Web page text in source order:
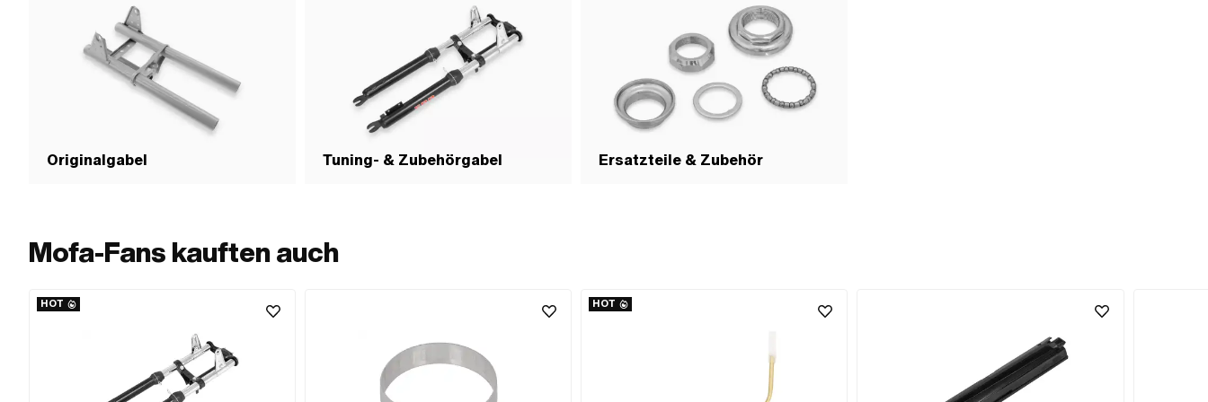
Originalgabel Tuning- & Zubehörgabel Ersatzteile & Zubehör
Mofa-Fans kauften auch
HOT HOT